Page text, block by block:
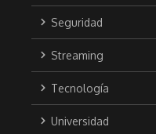
Seguridad
Streaming
Tecnología
Universidad